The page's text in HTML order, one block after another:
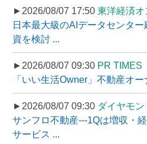
►2026/08/07 17:50 東洋経済オ
日本最大級のAIデータセンタ
資を検討 ...
►2026/08/07 09:30 PR TIMES
「いい生活Owner」不動産オ
►2026/08/07 09:30 ダイヤモ
サンフロ不動産---1Qは増収・
サービス ...